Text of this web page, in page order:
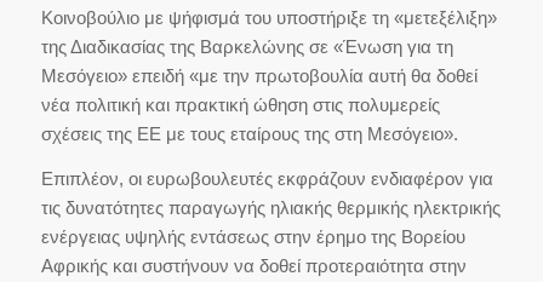
Κοινοβούλιο με ψήφισμά του υποστήριξε τη «μετεξέλιξη»
της Διαδικασίας της Βαρκελώνης σε «Ένωση για τη
Μεσόγειο» επειδή «με την πρωτοβουλία αυτή θα δοθεί
νέα πολιτική και πρακτική ώθηση στις πολυμερείς
σχέσεις της ΕΕ με τους εταίρους της στη Μεσόγειο».
Επιπλέον, οι ευρωβουλευτές εκφράζουν ενδιαφέρον για
τις δυνατότητες παραγωγής ηλιακής θερμικής ηλεκτρικής
ενέργειας υψηλής εντάσεως στην έρημο της Βορείου
Αφρικής και συστήνουν να δοθεί προτεραιότητα στην